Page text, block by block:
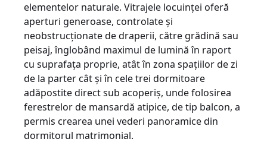
elementelor naturale. Vitrajele locuinței oferă
aperturi generoase, controlate și
neobstrucționate de draperii, către grădină sau
peisaj, înglobând maximul de lumină în raport
cu suprafața proprie, atât în zona spațiilor de zi
de la parter cât și în cele trei dormitoare
adăpostite direct sub acoperiș, unde folosirea
ferestrelor de mansardă atipice, de tip balcon, a
permis crearea unei vederi panoramice din
dormitorul matrimonial.